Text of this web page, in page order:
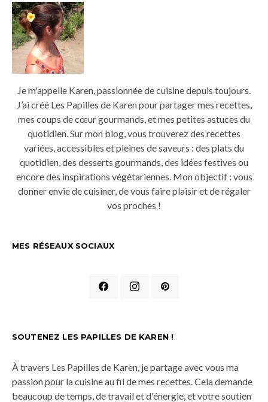
Je m'appelle Karen, passionnée de cuisine depuis toujours.
J’ai créé Les Papilles de Karen pour partager mes recettes,
mes coups de cœur gourmands, et mes petites astuces du
quotidien. Sur mon blog, vous trouverez des recettes
variées, accessibles et pleines de saveurs : des plats du
quotidien, des desserts gourmands, des idées festives ou
encore des inspirations végétariennes. Mon objectif : vous
donner envie de cuisiner, de vous faire plaisir et de régaler
vos proches !
MES RÉSEAUX SOCIAUX
SOUTENEZ LES PAPILLES DE KAREN !
À travers Les Papilles de Karen, je partage avec vous ma
passion pour la cuisine au fil de mes recettes. Cela demande
beaucoup de temps, de travail et d'énergie, et votre soutien